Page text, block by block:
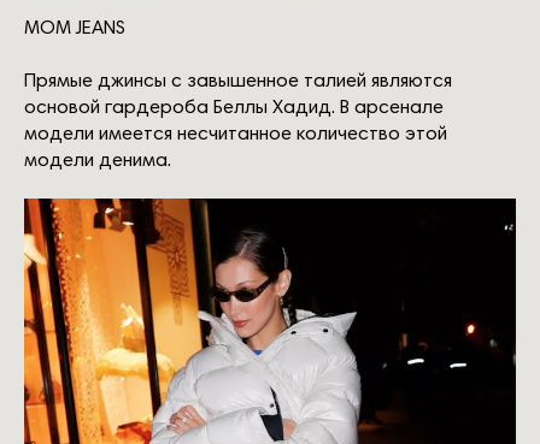
MOM JEANS
Прямые джинсы с завышенное талией являются
основой гардероба Беллы Хадид. В арсенале
модели имеется несчитанное количество этой
модели денима.